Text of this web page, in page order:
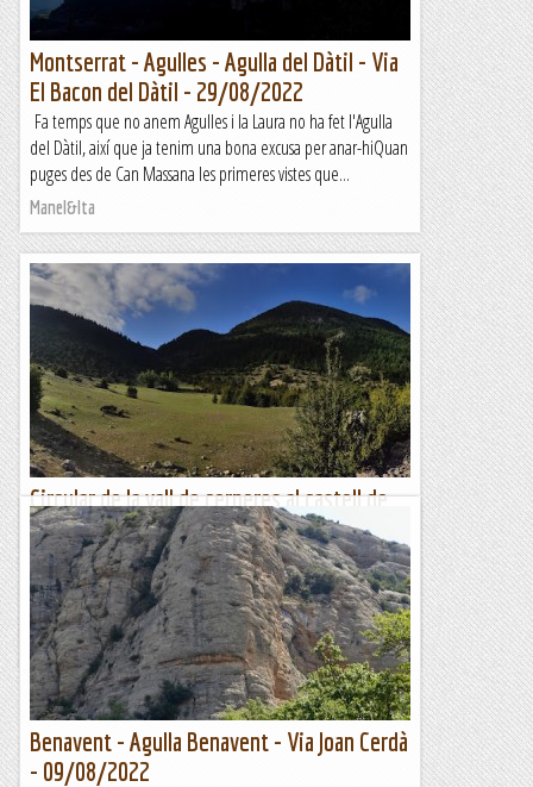
Montserrat - Agulles - Agulla del Dàtil - Via
El Bacon del Dàtil - 29/08/2022
Fa temps que no anem Agulles i la Laura no ha fet l'Agulla
del Dàtil, així que ja tenim una bona excusa per anar-hiQuan
puges des de Can Massana les primeres vistes que...
Manel&Ita
Circular de la vall de cerneres al castell de
termes
Torno a la vall de Cerneres (veure sortida anterior) però en
lloc de pujar al Collell, avui decideIxo pujar-me al cimal del
Castell de Termes. Es tracta d’una bona excursió...
Excursions del Joan Ramon
Benavent - Agulla Benavent - Via Joan Cerdà
- 09/08/2022